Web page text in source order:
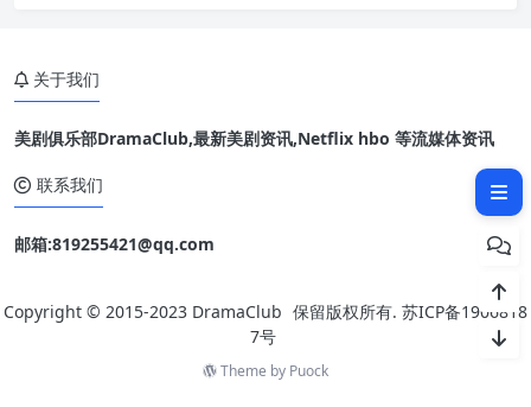
关于我们
美剧俱乐部DramaClub,最新美剧资讯,Netflix hbo 等流媒体资讯
联系我们
邮箱:819255421@qq.com
Copyright © 2015-2023 DramaClub 保留版权所有. 苏ICP备1906818
7号
Theme by Puock